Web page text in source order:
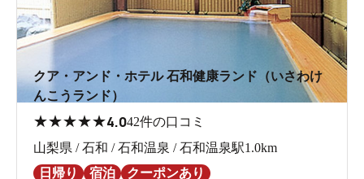
クア・アンド・ホテル 石和健康ランド（いさわけ
んこうランド）
★★★★★4.042件の口コミ
山梨県 / 石和 / 石和温泉 / 石和温泉駅1.0km
日帰り
宿泊 クーポンあり